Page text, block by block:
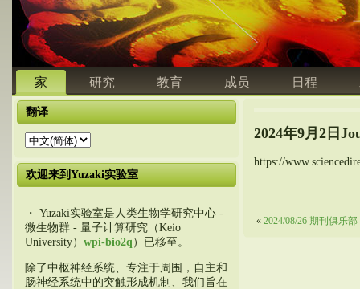
家 研究 教育 成员 日程
翻译
欢迎来到Yuzaki实验室
・ Yuzaki实验室是人类生物学研究中心 -
微生物群 - 量子计算研究（Keio
University） wpi-bio2q ）已移至。
除了中枢神经系统、专注于周围，自主和
肠神经系统中的突触形成机制、我们旨在
2024年9月2日
https://
« 2024/08/26 期刊俱乐部